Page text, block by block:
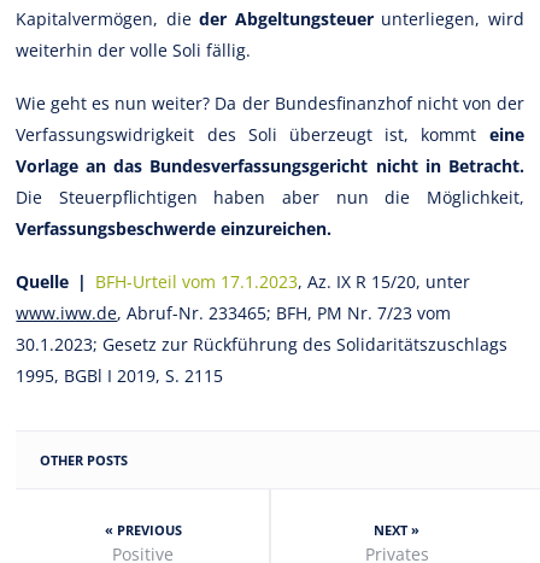
Kapitalvermögen, dieder Abgeltungsteuer unterliegen, wird
weiterhin der volle Soli fällig.
Wie geht es nun weiter? Da der Bundesfinanzhof nicht von der
Verfassungswidrigkeit des Soli überzeugt ist, kommt eine
Vorlage an das Bundesverfassungsgericht nicht in Betracht.
Die Steuerpflichtigen haben aber nun die Möglichkeit,
Verfassungsbeschwerde einzureichen.
Quelle | BFH-Urteil vom 17.1.2023, Az. IX R 15/20, unter
www.iww.de, Abruf-Nr. 233465; BFH, PM Nr. 7/23 vom
30.1.2023; Gesetz zur Rückführung des Solidaritätszuschlags
1995, BGBl I 2019, S. 2115
OTHER POSTS
« PREVIOUS
Positive
NEXT »
Privates